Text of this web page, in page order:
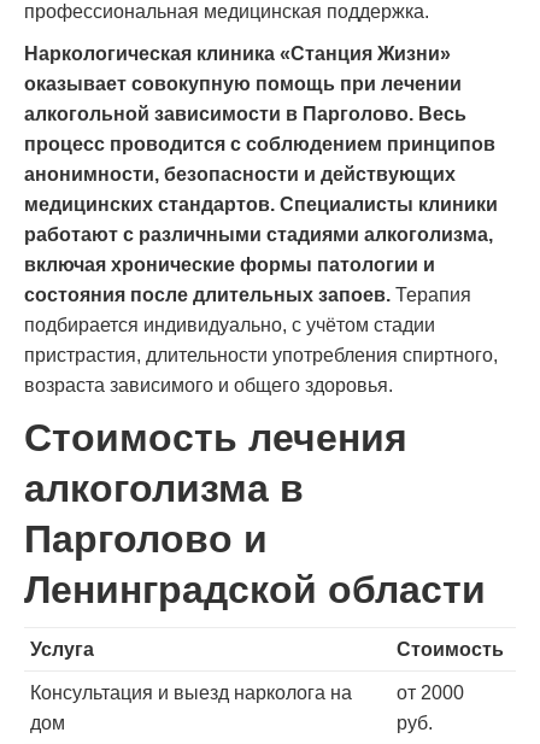
профессиональная медицинская поддержка.
Наркологическая клиника «Станция Жизни»
оказывает совокупную помощь при лечении
алкогольной зависимости в Парголово. Весь
процесс проводится с соблюдением принципов
анонимности, безопасности и действующих
медицинских стандартов. Специалисты клиники
работают с различными стадиями алкоголизма,
включая хронические формы патологии и
состояния после длительных запоев. Терапия
подбирается индивидуально, с учётом стадии
пристрастия, длительности употребления спиртного,
возраста зависимого и общего здоровья.
Стоимость лечения
алкоголизма в
Парголово и
Ленинградской области
Услуга Стоимость
Консультация и выезд нарколога на
дом
от 2000
руб.